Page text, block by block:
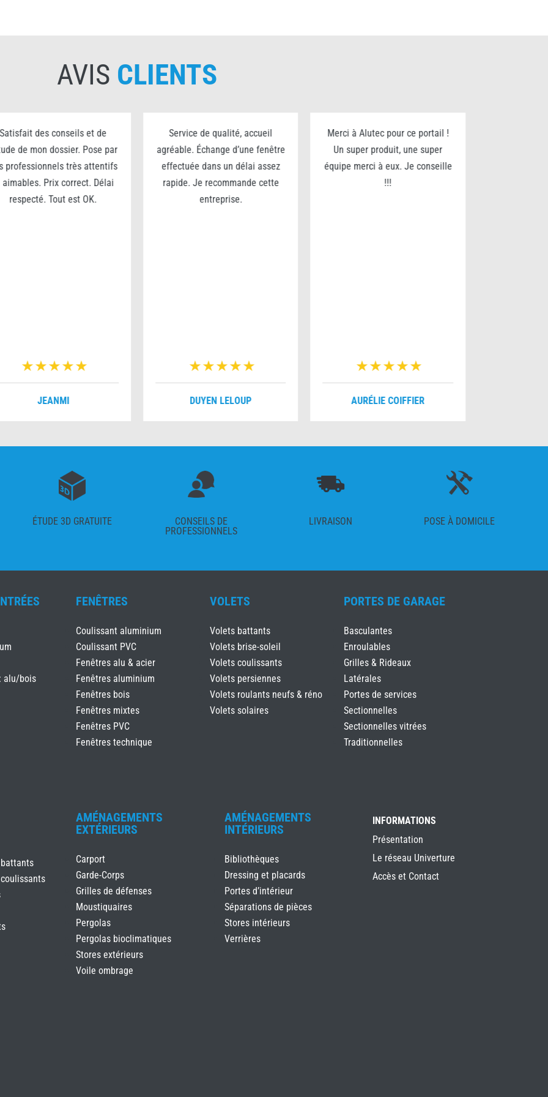
AVIS CLIENTS
Satisfait des conseils et de
de mon dossier. Pose par
professionnels très attentifs
aimables. Prix correct. Délai
respecté. Tout est OK.
JEANMI
Service de qualité, accueil
agréable. Échange d’une fenêtre
effectuée dans un délai assez
rapide. Je recommande cette
entreprise.
DUYEN LELOUP
Merci à Alutec pour ce portail !
Un super produit, une super
équipe merci à eux. Je conseille
!!!
AURÉLIE COIFFIER
ÉTUDE 3D GRATUITE
CONSEILS DE
PROFESSIONNELS
LIVRAISON POSE À DOMICILE
alu/bois
FENÊTRES
Coulissant aluminium
Coulissant PVC
Fenêtres alu & acier
Fenêtres aluminium
Fenêtres bois
Fenêtres mixtes
Fenêtres PVC
Fenêtres technique
VOLETS
Volets battants
Volets brise-soleil
Volets coulissants
Volets persiennes
Volets roulants neufs & réno
Volets solaires
PORTES DE GARAGE
Basculantes
Enroulables
Grilles & Rideaux
Latérales
Portes de services
Sectionnelles
Sectionnelles vitrées
Traditionnelles
AMÉNAGEMENTS
EXTÉRIEURS
Carport
Garde-Corps
Grilles de défenses
Moustiquaires
Pergolas
Pergolas bioclimatiques
Stores extérieurs
Voile ombrage
AMÉNAGEMENTS
INTÉRIEURS
Bibliothèques
Dressing et placards
Portes d’intérieur
Séparations de pièces
Stores intérieurs
Verrières
INFORMATIONS
Présentation
Le réseau Univerture
Accès et Contact